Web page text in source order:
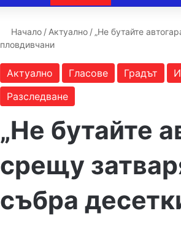
Начало / Актуално / „Не бутайте
пловдивчани
Актуално Гласове Градът
Разследване
„Не бутайте
срещу
събра